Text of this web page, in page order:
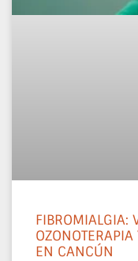
FIBROMIALGIA:
EN CANCÚN